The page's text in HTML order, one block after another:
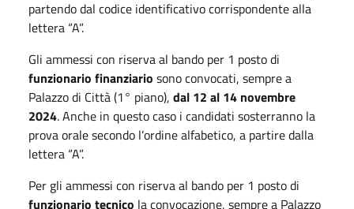
partendo dal codice identificativo corrispondente alla
lettera “A”.
Gli ammessi con riserva al bando per 1 posto di
funzionario finanziario sono convocati, sempre a
Palazzo di Città (1° piano), dal 12 al 14 novembre
2024. Anche in questo caso i candidati sosterranno la
prova orale secondo l’ordine alfabetico, a partire dalla
lettera “A”.
Per gli ammessi con riserva al bando per 1 posto di
funzionario tecnico la convocazione, sempre a Palazzo